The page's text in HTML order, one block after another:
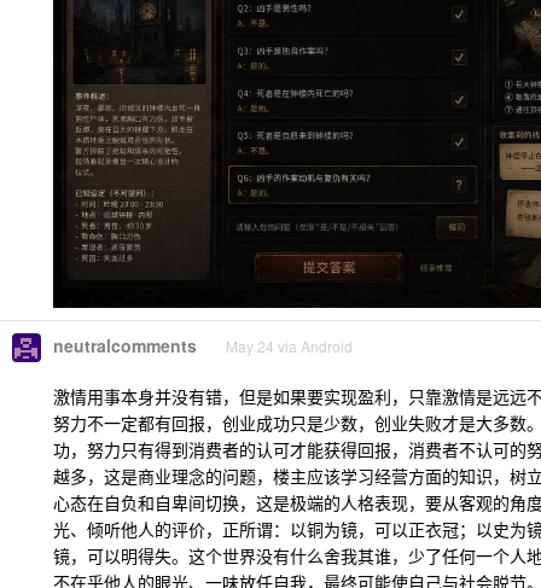
neutralcomments May 24 via Android
激情用事本身并没有错，但是如果要实现盈利，只靠激情是远远
努力不一定都有回报，创业成功只是少数，创业失败才是大多数
功，努力只有得到消费者的认可才能获得回报，消费者不认可的
越多，这是商业理念的问题，楼主应该学习经营方面的知识，树
心态在自负和自卑间切换，这是极端的人格表现，要从客观的角
光、倾听他人的评价，正所谓：以铜为镜，可以正衣冠；以史为
镜，可以明得失。这个世界没有什么舍我其谁，少了任何一个人
不在乎他人的眼光、一味放任自我，最终可能使自己与社会脱节